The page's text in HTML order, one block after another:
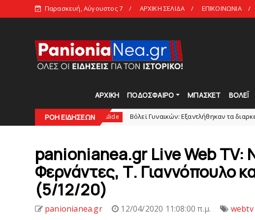
Παρασκευή, Αύγουστος 7 ΑΡΧΙΚΗ ΣΕΛΙΔΑ ΕΠΙΚΟΙΝΩΝΙΑ
ΑΡΧΙΚΗ ΠΟΔΟΣΦΑΙΡΟ ΜΠΑΣΚΕΤ ΒΟΛΕΪ
ΡΟΗ ΕΙΔΗΣΕΩΝ
slide Bόλεϊ Γυναικών: Εξαντλήθηκαν τα διαρκείας για τη
panionianea.gr Live Web TV:
Φερνάντες, Τ. Γιαννόπουλο
(5/12/20)
panionianea.gr 12/04/2020 11:08:00 π.μ. webtv